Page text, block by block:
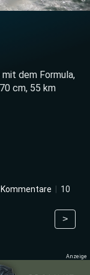
dem Formula,
cm, 55 km
Kommentare
10
>